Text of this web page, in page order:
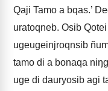
Qaji Tamo a bqas.’
uratoqneb. Osib
ugeugeinjroqnsib
tamo di a bonaqa
uge di dauryosib agi